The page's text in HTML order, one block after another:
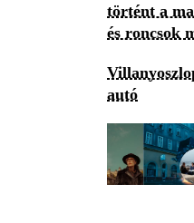
történt a
és roncsok
autó